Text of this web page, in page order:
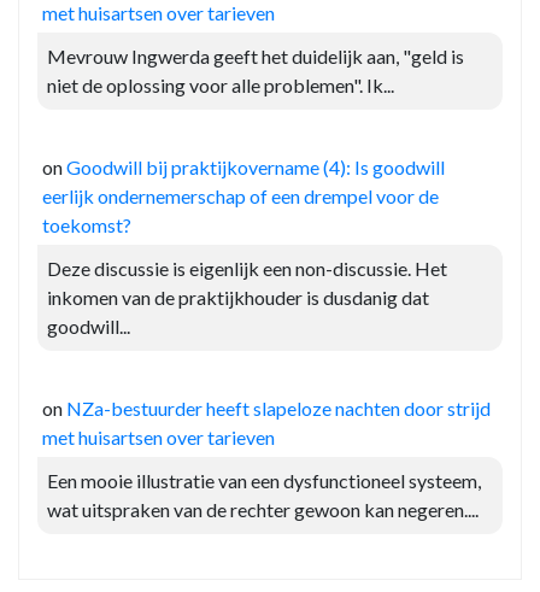
met huisartsen over tarieven
Mevrouw Ingwerda geeft het duidelijk aan, "geld is
niet de oplossing voor alle problemen". Ik...
onGoodwill bij praktijkovername (4): Is goodwill
eerlijk ondernemerschap of een drempel voor de
toekomst?
Deze discussie is eigenlijk een non-discussie. Het
inkomen van de praktijkhouder is dusdanig dat
goodwill...
on NZa-bestuurder heeft slapeloze nachten door strijd
met huisartsen over tarieven
Een mooie illustratie van een dysfunctioneel systeem,
wat uitspraken van de rechter gewoon kan negeren....